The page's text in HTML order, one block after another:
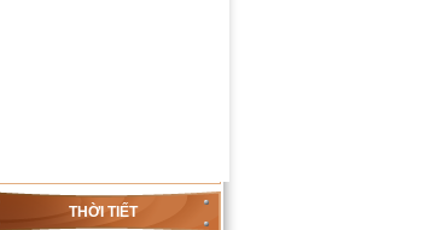
THỜI TIẾT